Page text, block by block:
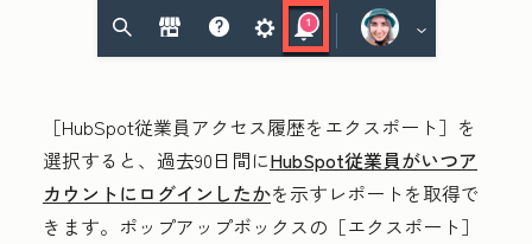
［HubSpot従業員アクセス履歴をエクスポート］を
選択すると、過去90日間にHubSpot従業員がいつア
カウントにログインしたかを示すレポートを取得で
きます。ポップアップボックスの ［エクスポート］